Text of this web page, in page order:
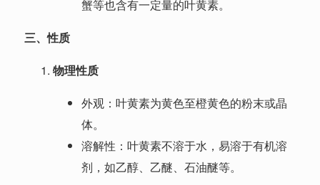
蟹等也含有一定量的叶黄素。
三、性质
物理性质
外观：叶黄素为黄色至橙黄色的粉末或晶
体。
溶解性：叶黄素不溶于水，易溶于有机溶
剂，如乙醇、乙醚、石油醚等。